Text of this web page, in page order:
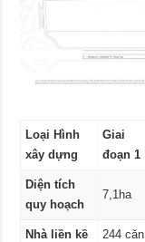
Loại Hình
xây dựng
Giai
đoạn 1
Diện tích
quy hoạch
7,1ha
Nhà liền kề 244 căn